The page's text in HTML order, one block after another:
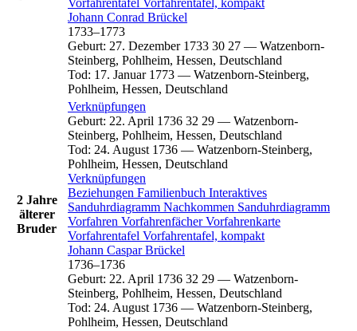
Johann Conrad Brückel
1733–1773
Geburt: 27. Dezember 1733 30 27 — Watzenborn-
Steinberg, Pohlheim, Hessen, Deutschland
Tod: 17. Januar 1773 — Watzenborn-Steinberg,
Pohlheim, Hessen, Deutschland
2 Jahre
älterer
Bruder
Verknüpfungen
Geburt: 22. April 1736 32 29 — Watzenborn-
Steinberg, Pohlheim, Hessen, Deutschland
Tod: 24. August 1736 — Watzenborn-Steinberg,
Pohlheim, Hessen, Deutschland
Verknüpfungen
Beziehungen Familienbuch Interaktives
Sanduhrdiagramm Nachkommen Sanduhrdiagramm
Vorfahren VorfahrenfächerVorfahrenkarte
Vorfahrentafel Vorfahrentafel, kompakt
Johann CasparBrückel
1736–1736
Geburt: 22. April 1736 32 29 — Watzenborn-
Steinberg, Pohlheim, Hessen, Deutschland
Tod: 24. August 1736 — Watzenborn-Steinberg,
Pohlheim, Hessen, Deutschland